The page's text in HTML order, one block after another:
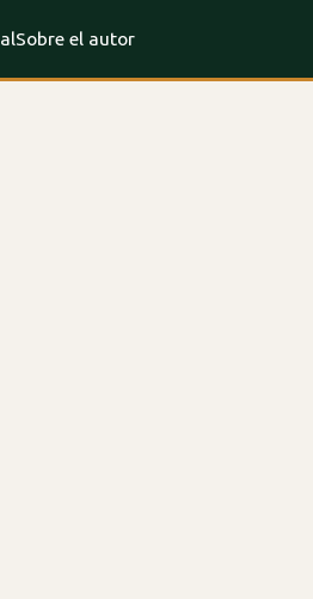
Sobre el autor